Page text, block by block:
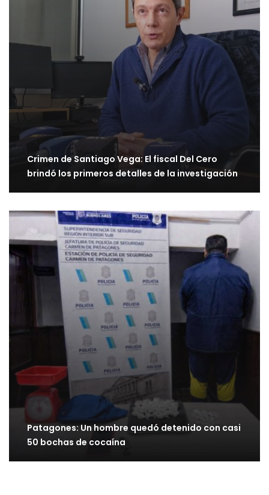
Crimen de Santiago Vega: El fiscal Del Cero
brindó los primeros detalles de la investigación
Patagones: Un hombre quedó detenido con casi
50 bochas de cocaína